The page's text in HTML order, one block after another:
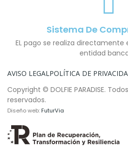
Sistema De
EL pago se realiza
entidad
AVISO LEGALPOLÍTICA DE
Copyright © DOLFIE PARADISE.
reservados.
Diseño web:FuturVia